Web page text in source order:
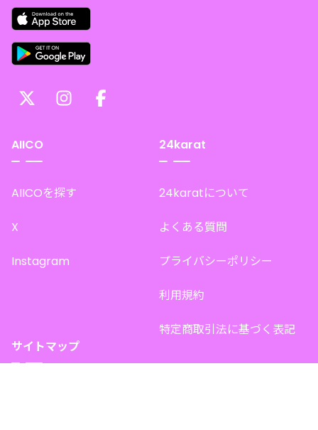
AIICO
AIICOを探す
X
Instagram
24karat
24karatについて
よくある質問
プライバシーポリシー
利用規約
特定商取引法に基づく表記
サイトマップ